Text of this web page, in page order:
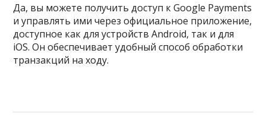
Да, вы можете получить доступ к Google Payments
и управлять ими через официальное приложение,
доступное как для устройств Android, так и для
iOS. Он обеспечивает удобный способ обработки
транзакций на ходу.